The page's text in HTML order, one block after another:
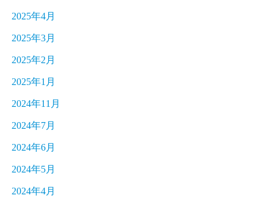
2025年4月
2025年3月
2025年2月
2025年1月
2024年11月
2024年7月
2024年6月
2024年5月
2024年4月